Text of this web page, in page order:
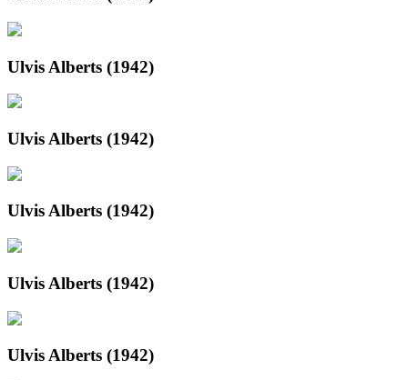
Ulvis Alberts (1942)
Ulvis Alberts (1942)
Ulvis Alberts (1942)
Ulvis Alberts (1942)
Ulvis Alberts (1942)